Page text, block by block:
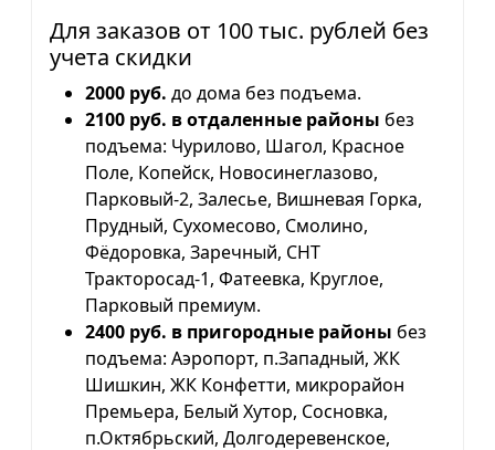
Для заказов от 100 тыс. рублей без
учета скидки
2000 руб. до дома без подъема.
2100 руб. в отдаленные районы без
подъема: Чурилово, Шагол, Красное
Поле, Копейск, Новосинеглазово,
Парковый-2, Залесье, Вишневая Горка,
Прудный, Сухомесово, Смолино,
Фёдоровка, Заречный, СНТ
Тракторосад-1, Фатеевка, Круглое,
Парковый премиум.
2400 руб. в пригородные районы без
подъема: Аэропорт, п.Западный, ЖК
Шишкин, ЖК Конфетти, микрорайон
Премьера, Белый Хутор, Сосновка,
п.Октябрьский, Долгодеревенское,